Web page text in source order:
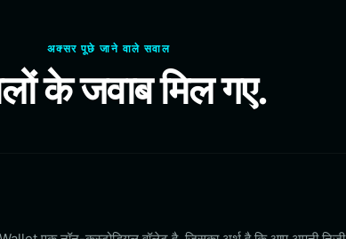
अक्सर पूछे जाने वाले सवाल
के जवाब मिल गए.